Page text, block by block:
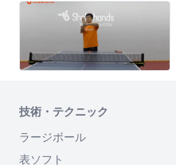
技術・テクニック
ラージボール
表ソフト